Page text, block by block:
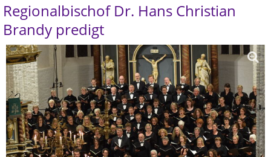
Regionalbischof Dr. Hans Christian
Brandy predigt